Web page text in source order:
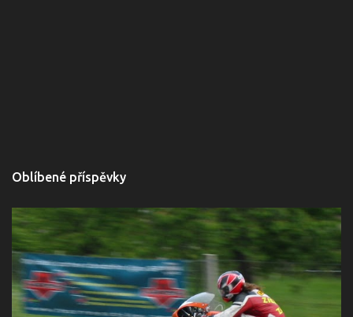
Oblíbené příspěvky